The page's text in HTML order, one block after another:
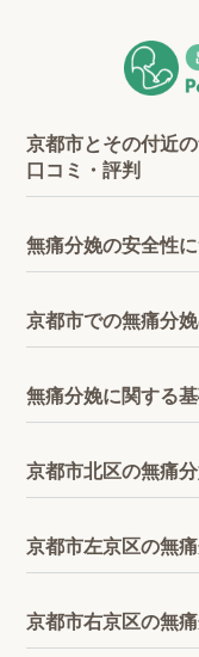
京都市とその付近
口コミ・評判
無痛分娩の安全性
京都市での無痛分
無痛分娩に関する
京都市北区の無痛
京都市左京区の無
京都市右京区の無